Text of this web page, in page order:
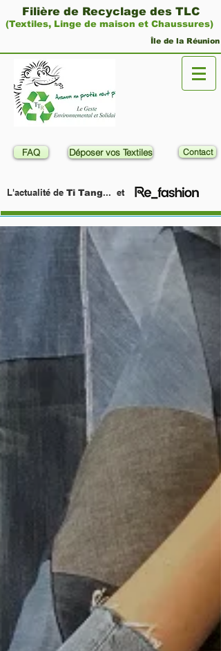
Filière de Recyclage des TLC
(Textiles, Linge de maison et Chaussures)
Île de la Réunion
FAQ Déposer vos Textiles Contact
L'actualité de Ti Tang... et